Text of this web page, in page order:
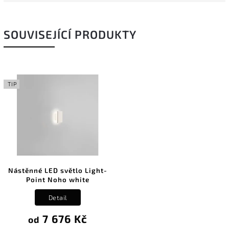
SOUVISEJÍCÍ PRODUKTY
TIP
Nástěnné LED světlo Light-
Point Noho white
od 7 676 Kč
Detail